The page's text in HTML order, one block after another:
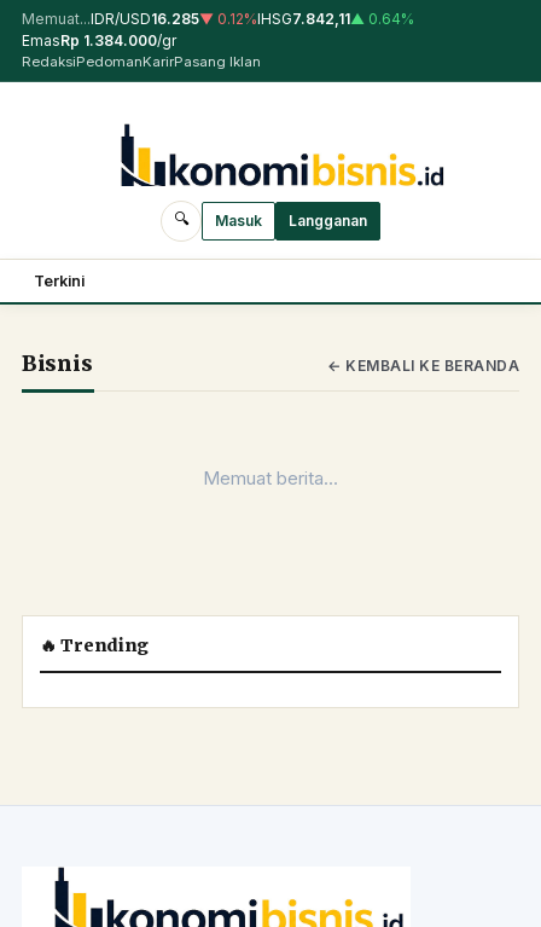
Memuat...IDR/USD16.285▼ 0.12%IHSG7.842,11▲ 0.64%
EmasRp 1.384.000/gr
RedaksiPedomanKarirPasang Iklan
🔍 Masuk Langganan
Terkini
Bisnis ← KEMBALI KE BERANDA
Memuat berita...
🔥 Trending